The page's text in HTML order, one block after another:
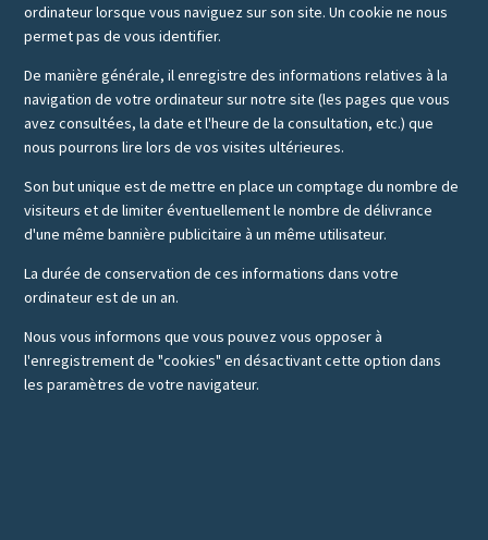
ordinateur lorsque vous naviguez sur son site. Un cookie ne nous
permet pas de vous identifier.
De manière générale, il enregistre des informations relatives à la
navigation de votre ordinateur sur notre site (les pages que vous
avez consultées, la date et l'heure de la consultation, etc.) que
nous pourrons lire lors de vos visites ultérieures.
Son but unique est de mettre en place un comptage du nombre de
visiteurs et de limiter éventuellement le nombre de délivrance
d'une même bannière publicitaire à un même utilisateur.
La durée de conservation de ces informations dans votre
ordinateur est de un an.
Nous vous informons que vous pouvez vous opposer à
l'enregistrement de "cookies" en désactivant cette option dans
les paramètres de votre navigateur.